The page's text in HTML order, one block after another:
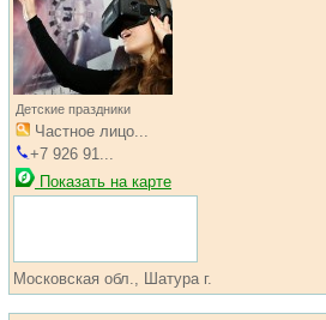
Детские праздники
Частное лицо...
+7 926 91...
Показать на карте
Московская обл., Шатура г.